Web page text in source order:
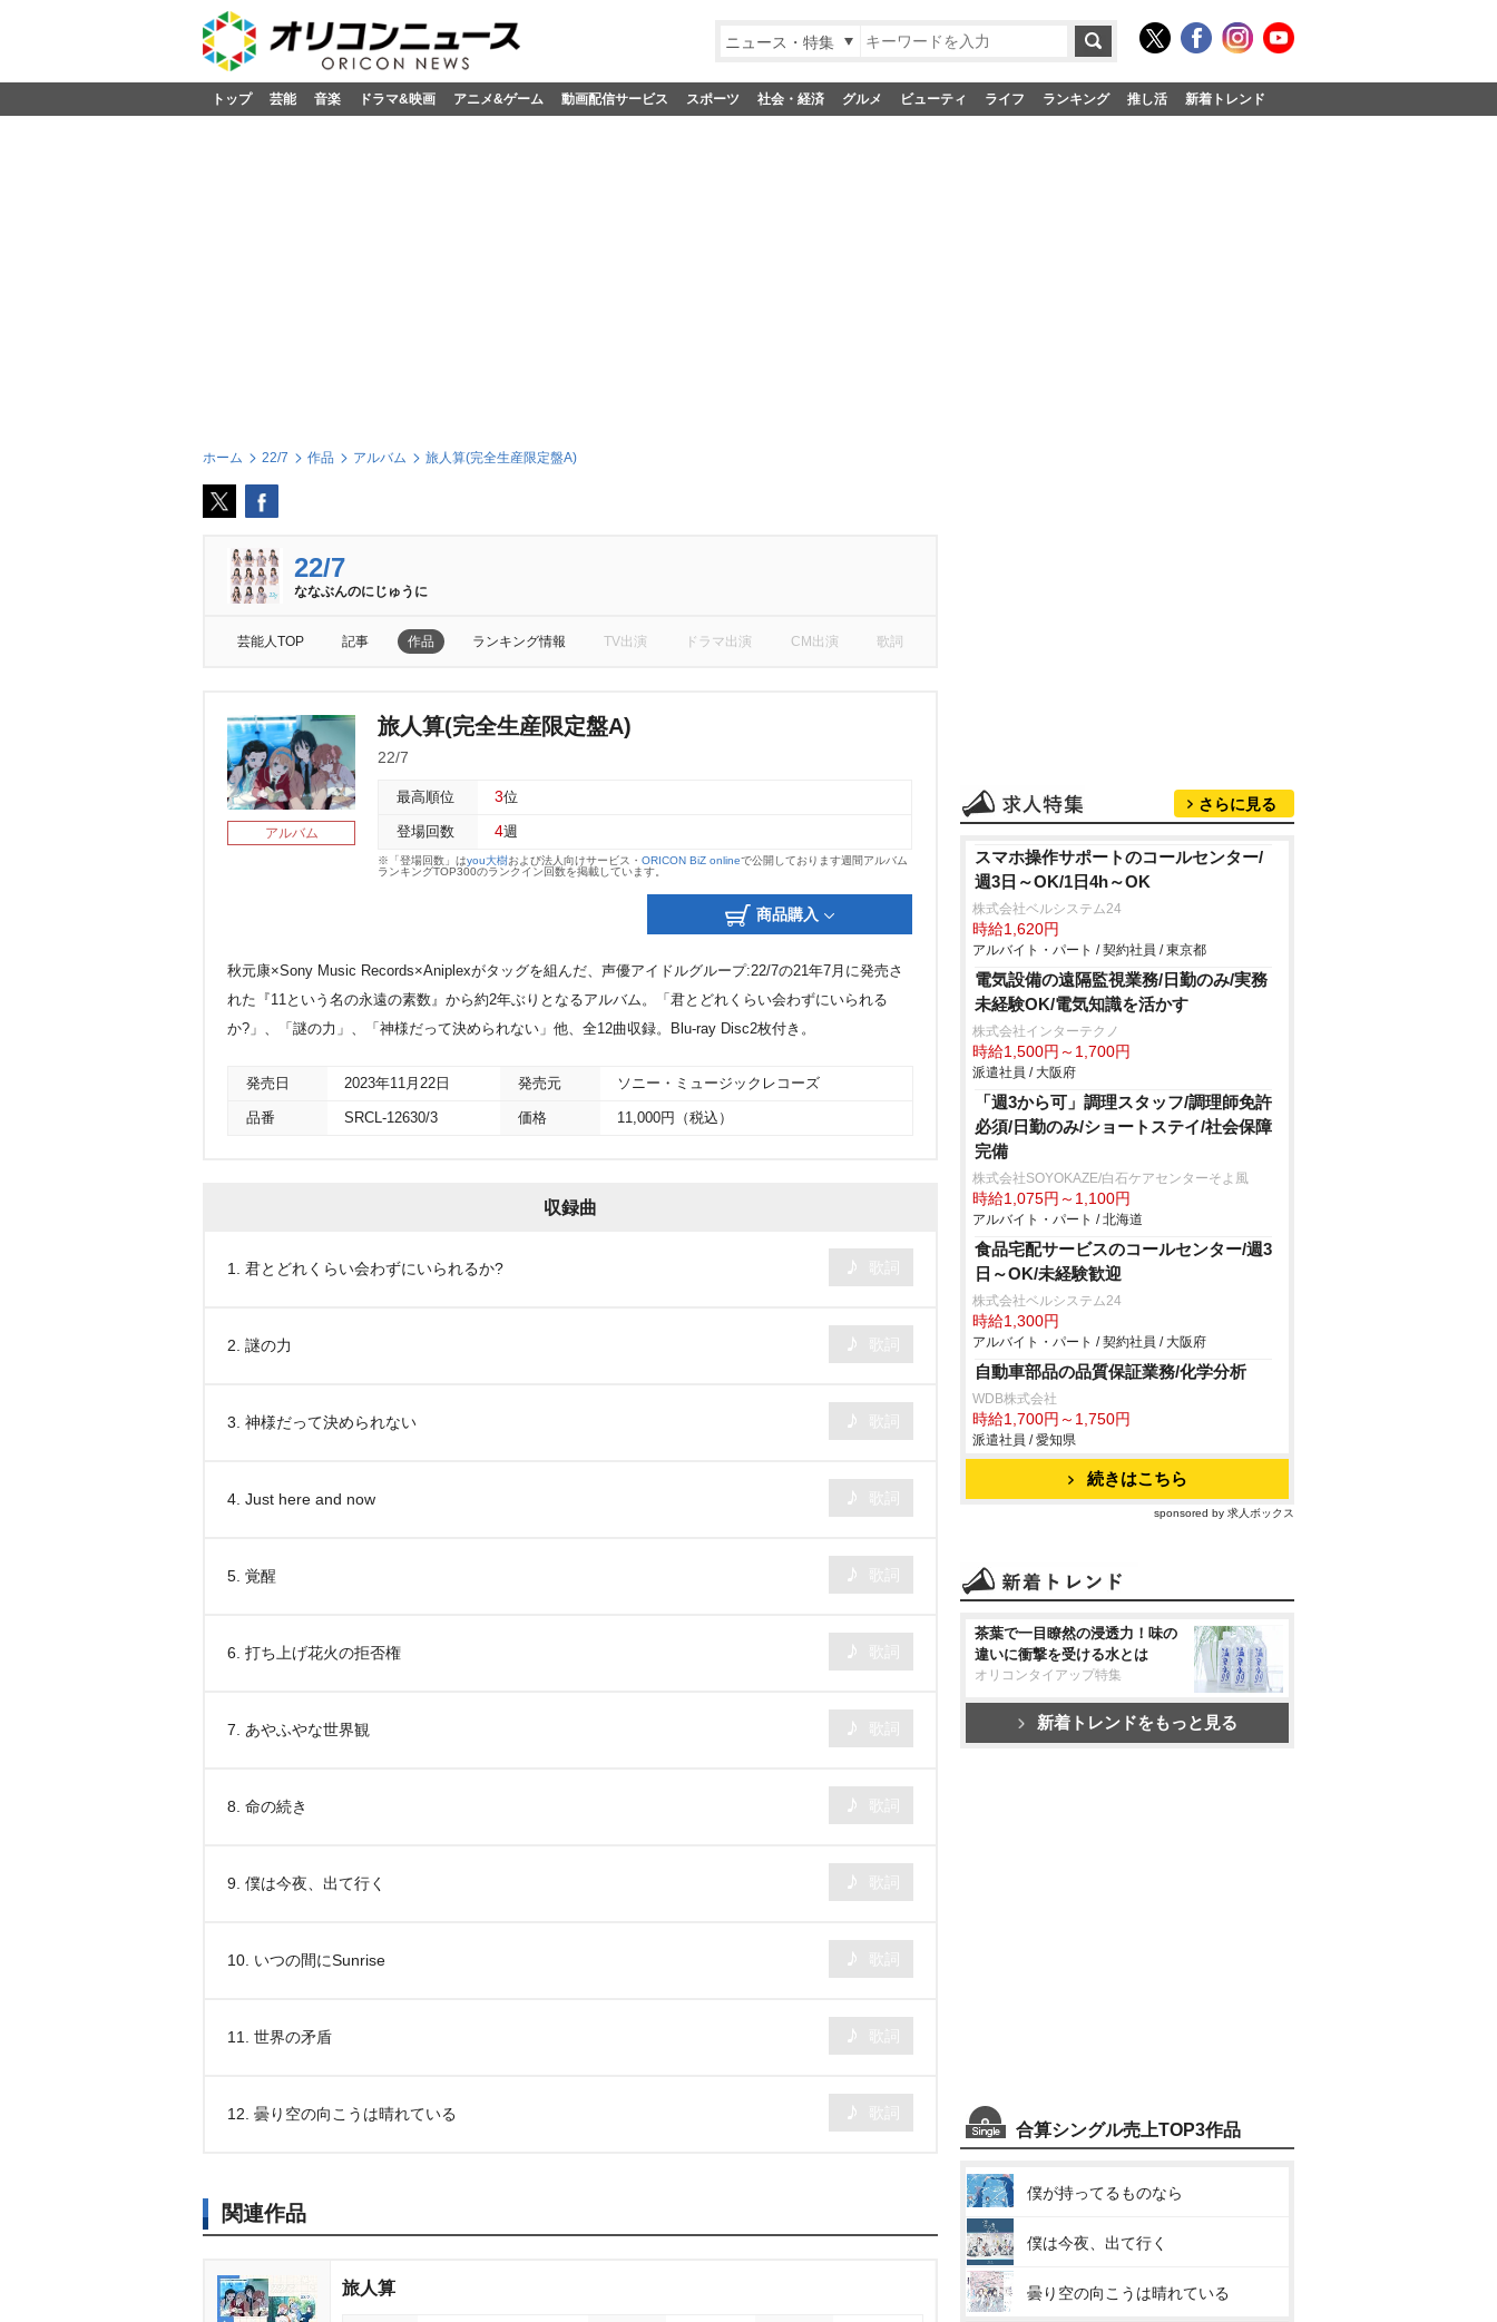
ニュース・特集
トップ 芸能 音楽 ドラマ&映画 アニメ&ゲーム 動画配信サービス スポーツ 社会・経済 グルメ ビューティ ライフ ランキング 推し活 新着トレンド
ホーム 22/7 作品 アルバム 旅人算(完全生産限定盤A)
22/7
ななぶんのにじゅうに
芸能人TOP 記事 作品 ランキング情報 TV出演 ドラマ出演 CM出演 歌詞
アルバム
旅人算(完全生産限定盤A)
22/7
最高順位 3位
登場回数 4週
※「登場回数」はyou大樹および法人向けサービス・ ORICON BiZ onlineで公開しております週間アルバム
ランキングTOP300のランクイン回数を掲載しています。
商品購入
秋元康×Sony Music Records×Aniplexがタッグを組んだ、声優アイドルグループ:22/7の21年7月に発売さ
れた『11という名の永遠の素数』から約2年ぶりとなるアルバム。「君とどれくらい会わずにいられる
か?」、「謎の力」、「神様だって決められない」他、全12曲収録。Blu-ray Disc2枚付き。
発売日 2023年11月22日 発売元 ソニー・ミュージックレコーズ
品番 SRCL-12630/3 価格 11,000円（税込）
収録曲
1. 君とどれくらい会わずにいられるか?
2. 謎の力
3. 神様だって決められない
4. Just here and now
5. 覚醒
6. 打ち上げ花火の拒否権
7. あやふやな世界観
8. 命の続き
9. 僕は今夜、出て行く
10. いつの間にSunrise
11. 世界の矛盾
12. 曇り空の向こうは晴れている
関連作品
旅人算
さらに見る
スマホ操作サポートのコールセンター/
週3日～OK/1日4h～OK
株式会社ベルシステム24
時給1,620円
アルバイト・パート / 契約社員 / 東京都
電気設備の遠隔監視業務/日勤のみ/実務
未経験OK/電気知識を活かす
株式会社インターテクノ
時給1,500円～1,700円
派遣社員 / 大阪府
「週3から可」調理スタッフ/調理師免許
必須/日勤のみ/ショートステイ/社会保障
完備
株式会社SOYOKAZE/白石ケアセンターそよ風
時給1,075円～1,100円
アルバイト・パート / 北海道
食品宅配サービスのコールセンター/週3
日～OK/未経験歓迎
株式会社ベルシステム24
時給1,300円
アルバイト・パート / 契約社員 / 大阪府
自動車部品の品質保証業務/化学分析
WDB株式会社
時給1,700円～1,750円
派遣社員 / 愛知県
続きはこちら
sponsored by 求人ボックス
茶葉で一目瞭然の浸透力！味の
違いに衝撃を受ける水とは
オリコンタイアップ特集
新着トレンドをもっと見る
合算シングル売上TOP3作品
僕が持ってるものなら
僕は今夜、出て行く
曇り空の向こうは晴れている